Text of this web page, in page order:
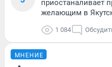
приостаналивает
желающим в
1 084
МНЕНИЕ